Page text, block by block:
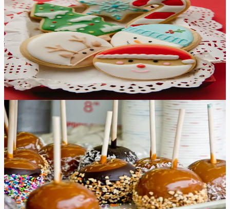
Suhkruküpsiste glasuur
See suhkruküpsiste glasuur kuivab kõvaks ja läikivaks,
jättes värvid erksaks. Valmistage nii palju erinevaid
värvilisi glasuure kui soovite, et oma pühadeküpsised
veelgi erilisemaks ja lõbusamaks muuta.
10min
12tk
Lihtne
Hinnang:(5
Karamelliseeritud õunad
Naudi sügismaitseid meie gurmee karamelliseeritud
õuntega – krõmpsuv ja mahlane maius, mis on kaetud
rikkaliku karamellikihiga, sobides ideaalselt hooajaliseks
maiustuseks ja südamliuks kingituseks!
30min